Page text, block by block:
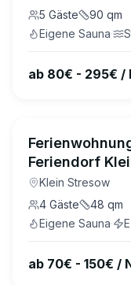
5 Gäste 90 qm
Eigene Sauna·
ab 80€ - 295€ /
Feriendorf
Klein Stresow
4 Gäste 48 qm
Eigene Sauna·
ab 70€ - 150€ /